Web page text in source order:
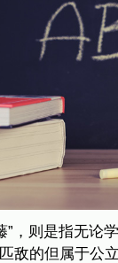
”，则是指无论
敌的但属于公